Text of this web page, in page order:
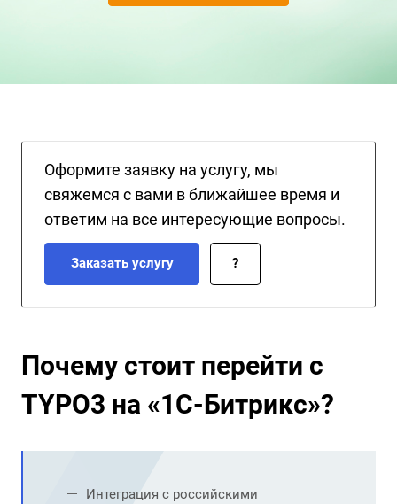
сохранение всех данных, SEO-позиций и функционала.
Оформите заявку на услугу, мы
свяжемся с вами в ближайшее время и
ответим на все интересующие вопросы.
Заказать услугу ?
Почему стоит перейти с
TYPO3 на «1С-Битрикс»?
Интеграция с российскими